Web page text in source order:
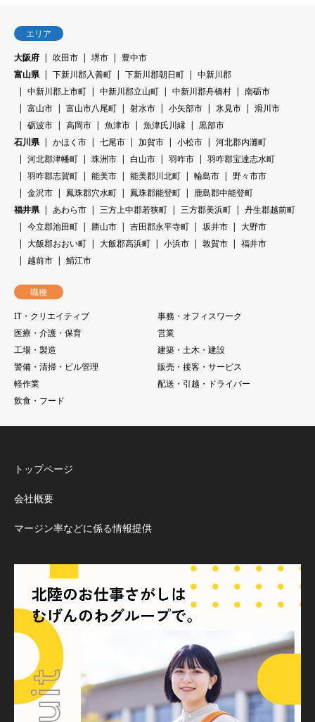
エリア
大阪府
吹田市 堺市
豊中市
富山県
下新川郡入善町 下新川郡朝日町
中新川郡
中新川郡上市町
中新川郡立山町 中新川郡舟橋村
南砺市
富山市
富山市八尾町 射水市 小矢部市 氷見市
滑川市
砺波市
高岡市 魚津市 魚津氏川縁
黒部市
石川県
かほく市 七尾市 加賀市 小松市
河北郡内灘町
河北郡津幡町
珠洲市 白山市 羽咋市
羽咋郡宝達志水町
羽咋郡志賀町
能美市 能美郡川北町 輪島市
野々市市
金沢市
鳳珠郡穴水町 鳳珠郡能登町
鹿島郡中能登町
福井県
あわら市 三方上中郡若狭町 三方郡美浜町
丹生郡越前町
今立郡池田町
勝山市 吉田郡永平寺町 坂井市
大野市
大飯郡おおい町
大飯郡高浜町 小浜市 敦賀市
福井市
越前市
鯖江市
職種
IT・クリエイティブ
事務・オフィスワーク
医療・介護・保育
営業
工場・製造
建築・土木・建設
警備・清掃・ビル管理
販売・接客・サービス
軽作業
配送・引越・ドライバー
飲食・フード
トップページ
会社概要
マージン率などに係る情報提供